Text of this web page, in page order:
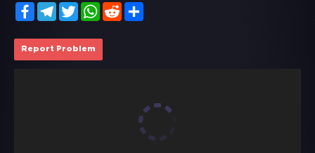
FacebookTelegramTwitterWhatsApp
Reddit
Report Problem